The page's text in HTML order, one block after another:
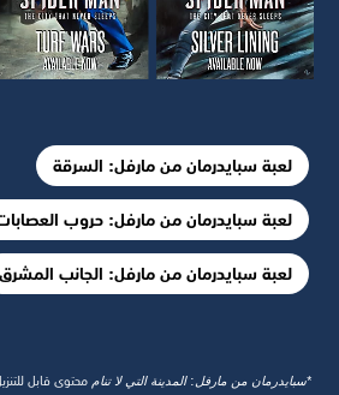
لعبة سبايدرمان من مارفل: السرقة
لعبة سبايدرمان من مارفل: حروب
لعبة سبايدرمان من مارفل: الجانب المشرق
*سبايدرمان من مارفل:المدينة التي لا تناممحتوى قابل